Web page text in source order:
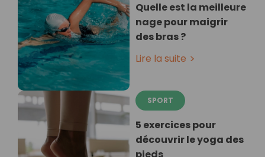
Quelle est la meilleure
nage pour maigrir
des bras ?
Lire la suite
SPORT
5 exercices pour
découvrir le yoga des